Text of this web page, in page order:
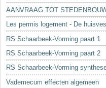
AANVRAAG TOT
Les permis logement - De
RS Schaarbeek-Vorming paart 1
RS Schaarbeek-Vorming paart 2
RS Schaarbeek-Vorming
Vademecum effecten algemeen